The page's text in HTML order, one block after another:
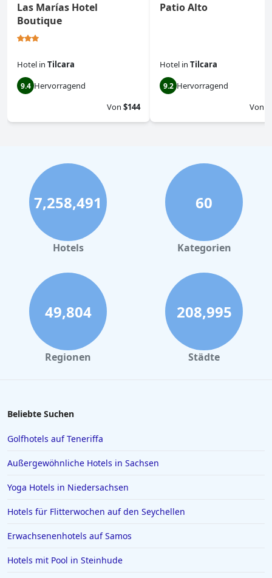
Las Marías Hotel
Boutique
Hotel in Tilcara
9.4 Hervorragend
Von $144
Patio Alto
Hotel in Tilcara
9.2 Hervorragend
Von
7,258,491
Hotels
60
Kategorien
49,804
Regionen
208,995
Städte
Beliebte Suchen
Golfhotels auf Teneriffa
Außergewöhnliche Hotels in Sachsen
Yoga Hotels in Niedersachsen
Hotels für Flitterwochen auf den Seychellen
Erwachsenenhotels auf Samos
Hotels mit Pool in Steinhude